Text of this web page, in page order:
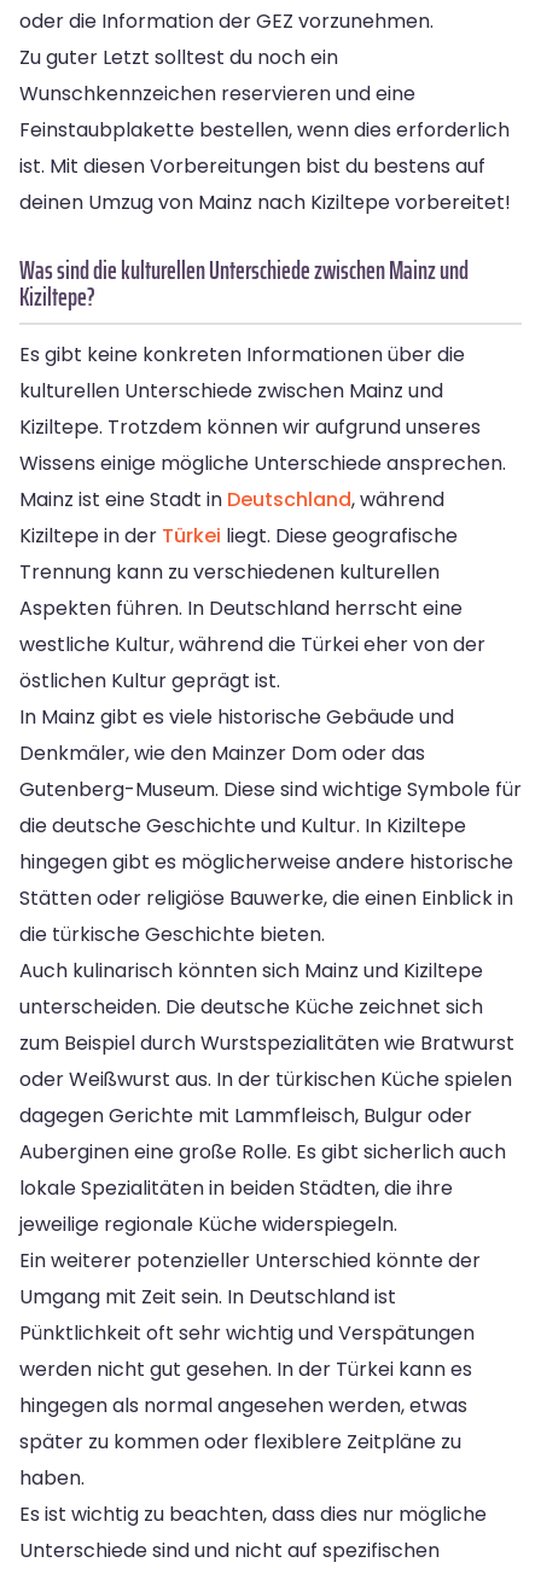
oder die Information der GEZ vorzunehmen.
Zu guter Letzt solltest du noch ein
Wunschkennzeichen reservieren und eine
Feinstaubplakette bestellen, wenn dies erforderlich
ist. Mit diesen Vorbereitungen bist du bestens auf
deinen Umzug von Mainz nach Kiziltepe vorbereitet!
Was sind die kulturellen Unterschiede zwischen Mainz und
Kiziltepe?
Es gibt keine konkreten Informationen über die
kulturellen Unterschiede zwischen Mainz und
Kiziltepe. Trotzdem können wir aufgrund unseres
Wissens einige mögliche Unterschiede ansprechen.
Mainz ist eine Stadt in Deutschland, während
Kiziltepe in der Türkei liegt. Diese geografische
Trennung kann zu verschiedenen kulturellen
Aspekten führen. In Deutschland herrscht eine
westliche Kultur, während die Türkei eher von der
östlichen Kultur geprägt ist.
In Mainz gibt es viele historische Gebäude und
Denkmäler, wie den Mainzer Dom oder das
Gutenberg-Museum. Diese sind wichtige Symbole für
die deutsche Geschichte und Kultur. In Kiziltepe
hingegen gibt es möglicherweise andere historische
Stätten oder religiöse Bauwerke, die einen Einblick in
die türkische Geschichte bieten.
Auch kulinarisch könnten sich Mainz und Kiziltepe
unterscheiden. Die deutsche Küche zeichnet sich
zum Beispiel durch Wurstspezialitäten wie Bratwurst
oder Weißwurst aus. In der türkischen Küche spielen
dagegen Gerichte mit Lammfleisch, Bulgur oder
Auberginen eine große Rolle. Es gibt sicherlich auch
lokale Spezialitäten in beiden Städten, die ihre
jeweilige regionale Küche widerspiegeln.
Ein weiterer potenzieller Unterschied könnte der
Umgang mit Zeit sein. In Deutschland ist
Pünktlichkeit oft sehr wichtig und Verspätungen
werden nicht gut gesehen. In der Türkei kann es
hingegen als normal angesehen werden, etwas
später zu kommen oder flexiblere Zeitpläne zu
haben.
Es ist wichtig zu beachten, dass dies nur mögliche
Unterschiede sind und nicht auf spezifischen